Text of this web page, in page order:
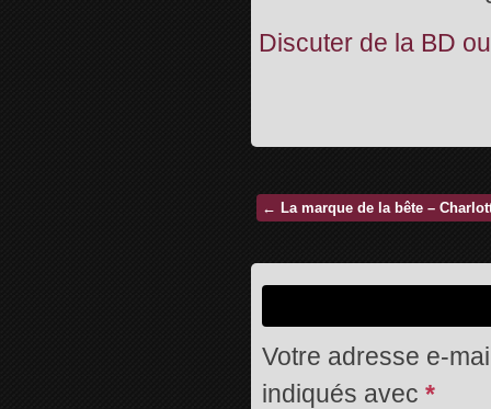
Discuter de la BD
← La marque de la bête –
Votre adresse e-
indiqués avec *